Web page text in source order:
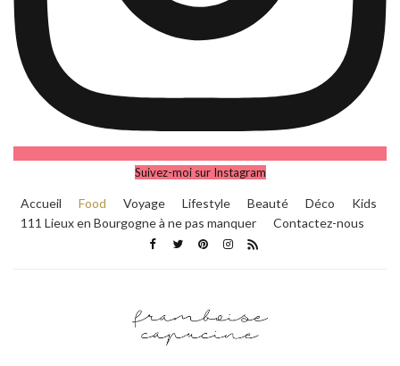
Suivez-moi sur Instagram
Accueil Food Voyage Lifestyle Beauté Déco
Kids
111 Lieux en Bourgogne à ne pas manquer
Contactez-nous